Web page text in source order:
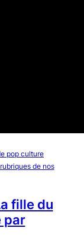
pop culture
de nos
fille du
par